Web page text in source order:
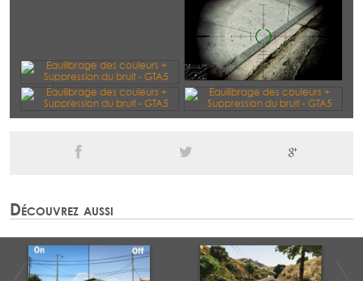
Découvrez aussi